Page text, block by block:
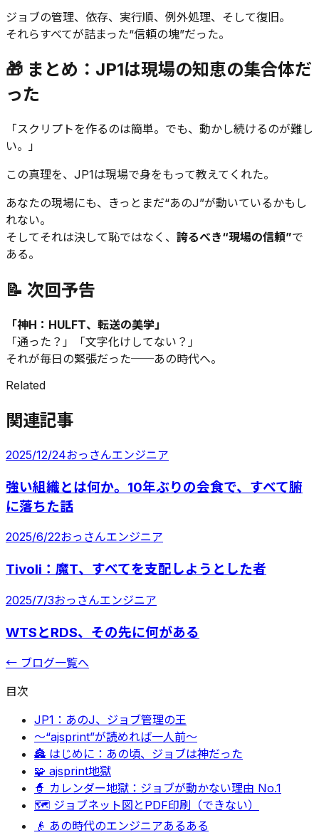
ジョブの管理、依存、実行順、例外処理、そして復旧。
それらすべてが詰まった“信頼の塊”だった。
🎁 まとめ：JP1は現場の知恵の集合体だ
った
「スクリプトを作るのは簡単。でも、動かし続けるのが難し
い。」
この真理を、JP1は現場で身をもって教えてくれた。
あなたの現場にも、きっとまだ“あのJ”が動いているかもし
れない。
そしてそれは決して恥ではなく、 誇るべき“現場の信頼”で
ある。
📝 次回予告
「神H：HULFT、転送の美学」
「通った？」「文字化けしてない？」
それが毎日の緊張だった──あの時代へ。
Related
関連記事
2025/12/24おっさんエンジニア
強い組織とは何か。10年ぶりの会食で、すべて腑
に落ちた話
2025/6/22おっさんエンジニア
Tivoli：魔T、すべてを支配しようとした者
2025/7/3おっさんエンジニア
WTSとRDS、その先に何がある
← ブログ一覧へ
目次
JP1：あのJ、ジョブ管理の王
〜“ajsprint”が読めれば一人前〜
🏯 はじめに：あの頃、ジョブは神だった
🧩 ajsprint地獄
🧙 カレンダー地獄：ジョブが動かない理由 No.1
🗺 ジョブネット図とPDF印刷（できない）
👴 あの時代のエンジニアあるある